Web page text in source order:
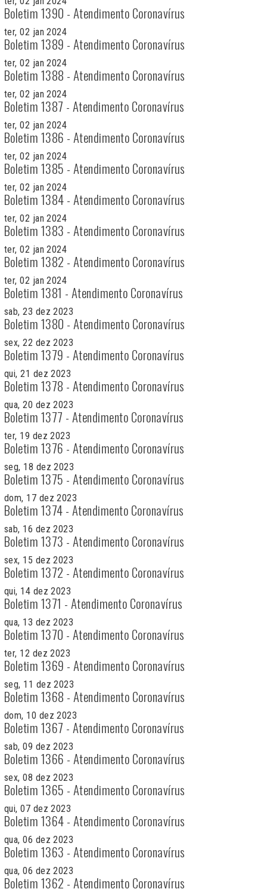
Boletim 1390 - Atendimento Coronavírus
ter, 02 jan 2024
Boletim 1389 - Atendimento Coronavírus
ter, 02 jan 2024
Boletim 1388 - Atendimento Coronavírus
ter, 02 jan 2024
Boletim 1387 - Atendimento Coronavírus
ter, 02 jan 2024
Boletim 1386 - Atendimento Coronavírus
ter, 02 jan 2024
Boletim 1385 - Atendimento Coronavírus
ter, 02 jan 2024
Boletim 1384 - Atendimento Coronavírus
ter, 02 jan 2024
Boletim 1383 - Atendimento Coronavírus
ter, 02 jan 2024
Boletim 1382 - Atendimento Coronavírus
ter, 02 jan 2024
Boletim 1381 - Atendimento Coronavírus
sab, 23 dez 2023
Boletim 1380 - Atendimento Coronavírus
sex, 22 dez 2023
Boletim 1379 - Atendimento Coronavírus
qui, 21 dez 2023
Boletim 1378 - Atendimento Coronavírus
qua, 20 dez 2023
Boletim 1377 - Atendimento Coronavírus
ter, 19 dez 2023
Boletim 1376 - Atendimento Coronavírus
seg, 18 dez 2023
Boletim 1375 - Atendimento Coronavírus
dom, 17 dez 2023
Boletim 1374 - Atendimento Coronavírus
sab, 16 dez 2023
Boletim 1373 - Atendimento Coronavírus
sex, 15 dez 2023
Boletim 1372 - Atendimento Coronavírus
qui, 14 dez 2023
Boletim 1371 - Atendimento Coronavírus
qua, 13 dez 2023
Boletim 1370 - Atendimento Coronavírus
ter, 12 dez 2023
Boletim 1369 - Atendimento Coronavírus
seg, 11 dez 2023
Boletim 1368 - Atendimento Coronavírus
dom, 10 dez 2023
Boletim 1367 - Atendimento Coronavírus
sab, 09 dez 2023
Boletim 1366 - Atendimento Coronavírus
sex, 08 dez 2023
Boletim 1365 - Atendimento Coronavírus
qui, 07 dez 2023
Boletim 1364 - Atendimento Coronavírus
qua, 06 dez 2023
Boletim 1363 - Atendimento Coronavírus
qua, 06 dez 2023
Boletim 1362 - Atendimento Coronavírus